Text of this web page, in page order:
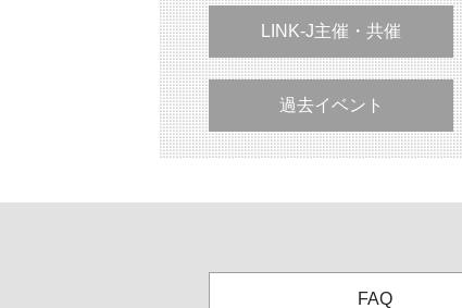
LINK-J主催・共催
過去イベント
FAQ